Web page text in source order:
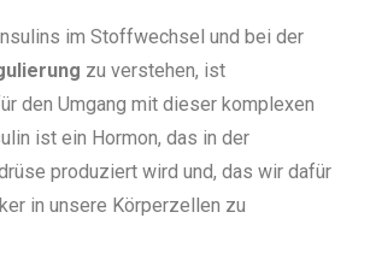
im Stoffwechsel und bei der
zu verstehen, ist
den Umgang mit dieser komplexen
ist ein Hormon, das in der
produziert wird und, das wir dafür
in unsere Körperzellen zu